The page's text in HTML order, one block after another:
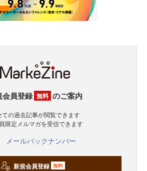
会員登録 無料 のご案内
ての過去記事が閲覧できます
限定メルマガを受信できます
メールバックナンバー
新規会員登録 無料